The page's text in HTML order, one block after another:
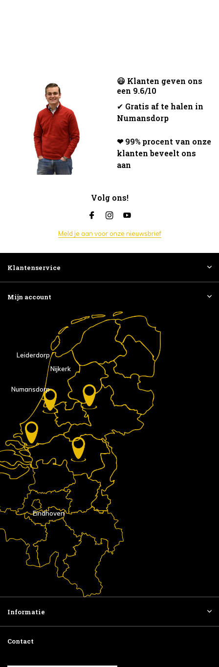
😃 Klanten geven ons
een 9.6/10
✔ Gratis af te halen in
Numansdorp
❤ 99% procent van onze
klanten beveelt ons
aan
Volg ons!
Meld je aan voor onze nieuwsbrief
Klantenservice
Mijn account
Eindhoven
Nijkerk
Numansdorp
Leiderdorp
Informatie
Contact